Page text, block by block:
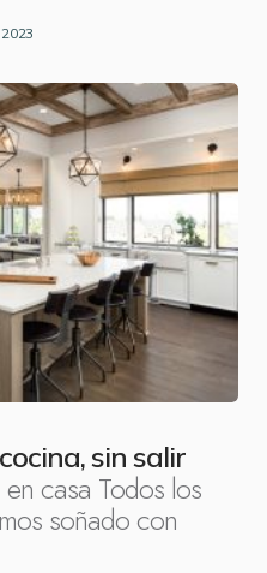
sin salir
casa Todos los
soñado con